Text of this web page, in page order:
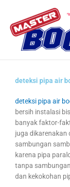
content
deteksi pipa air
deteksi pipa air
bersih instalasi
banyak faktor-
juga dikarenakan
sambungan
karena pipa
tanpa
dan kekokohan